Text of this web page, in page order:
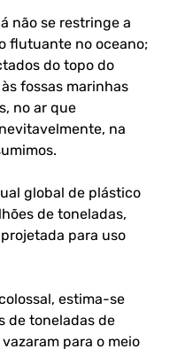
não se restringe a
flutuante no oceano;
do topo do
fossas marinhas
no ar que
na
global de plástico
de toneladas,
para uso
estima-se
de toneladas de
para o meio